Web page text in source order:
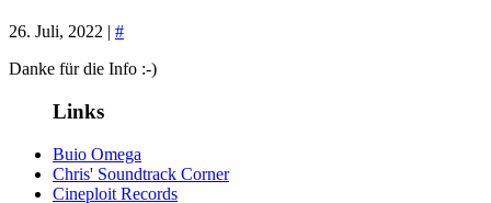
26. Juli, 2022 | #
Danke für die Info :-)
Links
Buio Omega
Chris' Soundtrack Corner
Cineploit Records